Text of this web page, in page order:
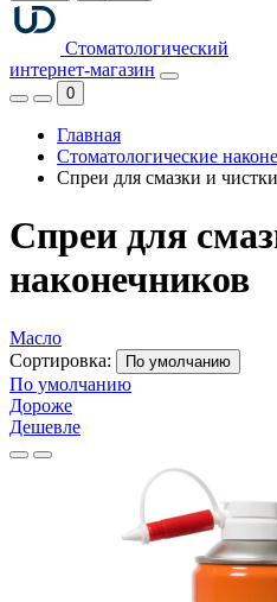
Стоматологический
интернет-магазин
0
Главная
Стоматологические
Спреи для смазки и
Спреи для
наконечников
Масло
Сортировка:
По умолчанию
По умолчанию
Дороже
Дешевле